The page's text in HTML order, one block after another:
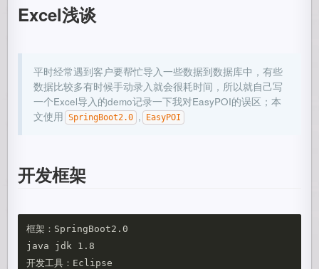
Excel浅谈
平时经常遇到客户要帮忙导入一些数据到数据库中，有些
数据比较多有时候手动录入就会很耗时间，所以就自己写
一个Excel导入的demo记录一下我对EasyPOI的误区；本
文使用 SpringBoot2.0 , EasyPOI
开发框架
框架：SpringBoot2.0
java jdk 1.8
开发工具：Eclipse